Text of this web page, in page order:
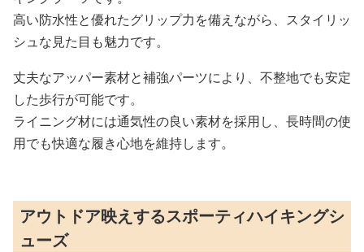
高い防水性と優れたグリップ力を備えながら、スタイリッ
シュな見た目も魅力です。
丈夫なアッパー素材と補強パーツにより、不整地でも安定
した歩行が可能です。
ライニング材には通気性の良い素材を採用し、長時間の使
用でも快適な履き心地を維持します。
アウトドア映えするスポーティハイキングシ
ューズ